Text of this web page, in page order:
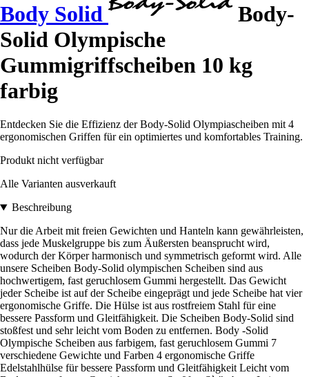
Body Solid
Body-
Solid Olympische
Gummigriffscheiben 10 kg
farbig
Entdecken Sie die Effizienz der Body-Solid Olympiascheiben mit 4
ergonomischen Griffen für ein optimiertes und komfortables Training.
Produkt nicht verfügbar
Alle Varianten ausverkauft
Beschreibung
Nur die Arbeit mit freien Gewichten und Hanteln kann gewährleisten,
dass jede Muskelgruppe bis zum Äußersten beansprucht wird,
wodurch der Körper harmonisch und symmetrisch geformt wird. Alle
unsere Scheiben Body-Solid olympischen Scheiben sind aus
hochwertigem, fast geruchlosem Gummi hergestellt. Das Gewicht
jeder Scheibe ist auf der Scheibe eingeprägt und jede Scheibe hat vier
ergonomische Griffe. Die Hülse ist aus rostfreiem Stahl für eine
bessere Passform und Gleitfähigkeit. Die Scheiben Body-Solid sind
stoßfest und sehr leicht vom Boden zu entfernen. Body -Solid
Olympische Scheiben aus farbigem, fast geruchlosem Gummi 7
verschiedene Gewichte und Farben 4 ergonomische Griffe
Edelstahlhülse für bessere Passform und Gleitfähigkeit Leicht vom